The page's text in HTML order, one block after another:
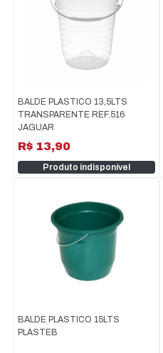
BALDE PLASTICO 13,5LTS
TRANSPARENTE REF.516
JAGUAR
R$ 13,90
Produto indisponível
BALDE PLASTICO 15LTS
PLASTEB